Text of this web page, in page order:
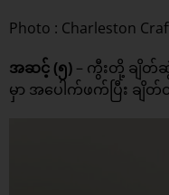
Photo : Charleston
အဆင့် (၅) – ကွီးတို့ ချိတ်
မှာ အပေါက်ဖက်ပြီး ချိ